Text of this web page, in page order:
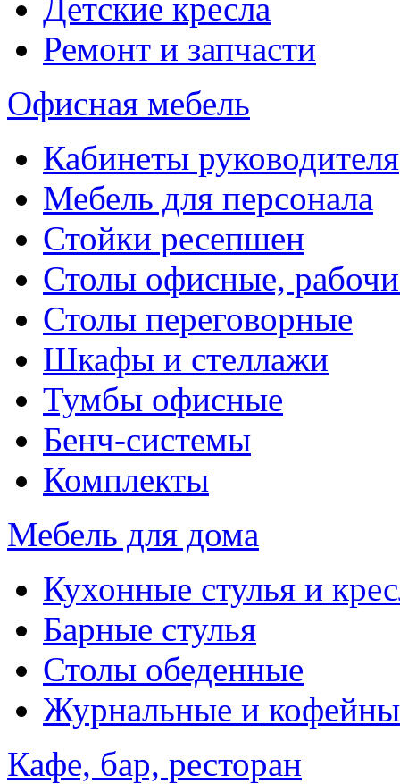
Детские кресла
Ремонт и запчасти
Офисная мебель
Кабинеты руководителя
Мебель для персонала
Стойки ресепшен
Столы офисные,
Столы переговорные
Шкафы и стеллажи
Тумбы офисные
Бенч-системы
Комплекты
Мебель для дома
Кухонные стулья и
Барные стулья
Столы обеденные
Журнальные и
Кафе, бар, ресторан